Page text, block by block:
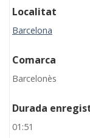
Localitat
Barcelona
Comarca
Barcelonès
Durada
01:51